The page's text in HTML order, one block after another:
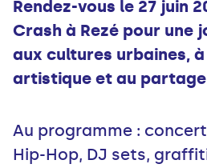
Rendez-vous le 27 juin
Crash à Rezé pour une
aux cultures urbaines,
artistique et au
Au programme :
Hip-Hop, DJ sets,